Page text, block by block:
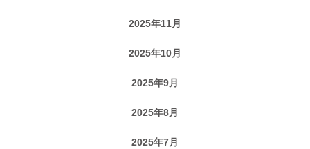
2025年11月
2025年10月
2025年9月
2025年8月
2025年7月